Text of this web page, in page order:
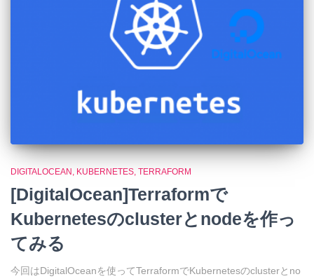
DIGITALOCEAN KUBERNETES TERRAFORM
[DigitalOcean]Terraformで
Kubernetesのclusterとnodeを作っ
てみる
今回はDigitalOceanを使ってTerraformでKubernetesのclusterとno